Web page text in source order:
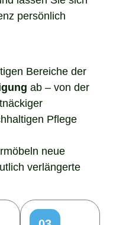
persönlich
Bereiche der
ab – von der
Pflege
neue
verlängerte
03